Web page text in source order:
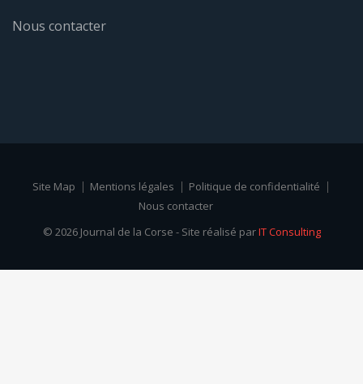
Nous contacter
Site Map Mentions légales
Politique de confidentialité
Nous contacter
© 2026 Journal de la Corse - Site réalisé parIT Consulting